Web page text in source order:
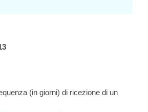
(in giorni) di ricezione di un